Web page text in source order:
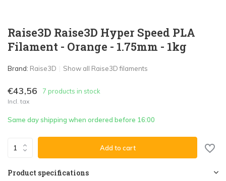
Raise3D Raise3D Hyper Speed PLA
Filament - Orange - 1.75mm - 1kg
Brand: Raise3D Show all Raise3D filaments
€43,56 7 products in stock
Incl. tax
Same day shipping when ordered before 16:00
Add to cart
Product specifications